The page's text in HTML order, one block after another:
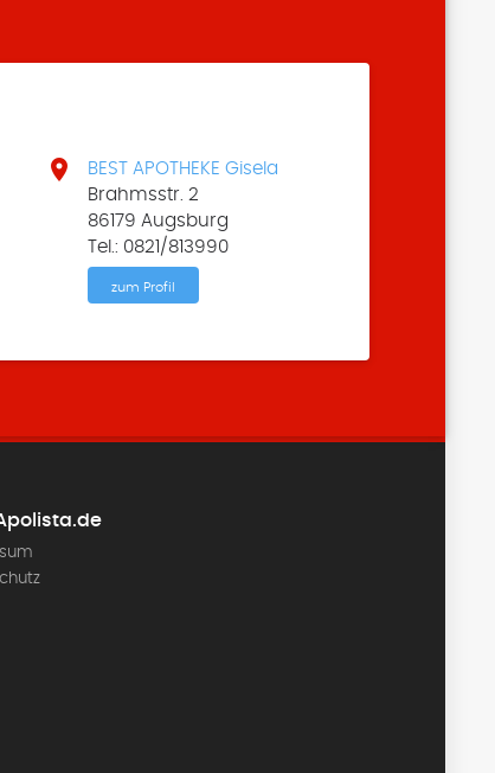

BEST APOTHEKE Gisela
Brahmsstr. 2
86179 Augsburg
Tel.: 0821/813990
zum Profil